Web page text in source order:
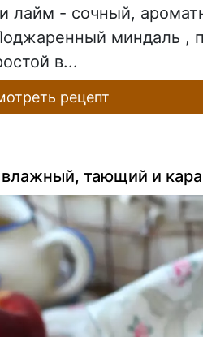
лайм - сочный,
миндаль ,
в...
рецепт
тающий и